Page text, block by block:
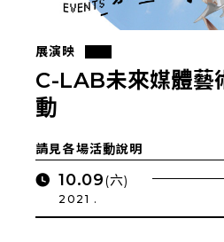
展演映
C-LAB未來媒體藝
動
請見各場活動說明
10.09(六)
2021 .